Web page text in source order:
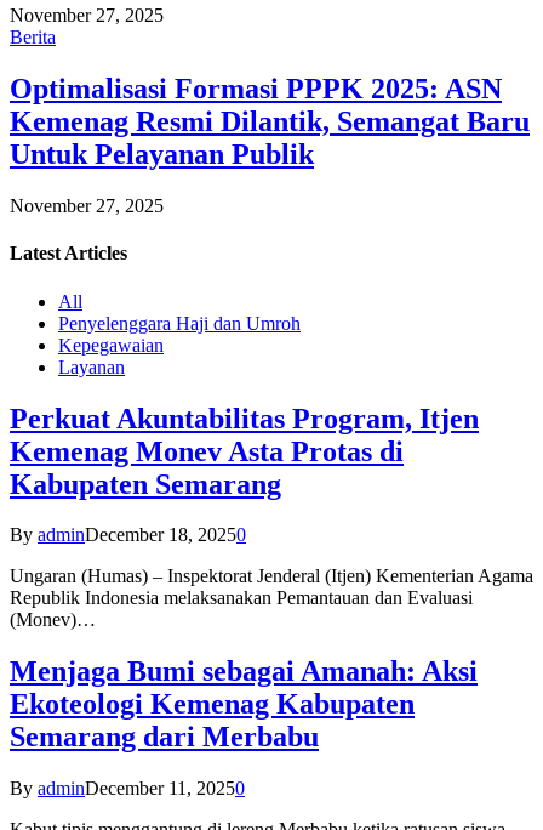
November 27, 2025
Berita
Optimalisasi Formasi PPPK 2025: ASN
Kemenag Resmi Dilantik, Semangat Baru
Untuk Pelayanan Publik
November 27, 2025
Latest Articles
All
Penyelenggara Haji dan Umroh
Kepegawaian
Layanan
Perkuat Akuntabilitas Program, Itjen
Kemenag Monev Asta Protas di
Kabupaten Semarang
By adminDecember 18, 20250
Ungaran (Humas) – Inspektorat Jenderal (Itjen) Kementerian Agama
Republik Indonesia melaksanakan Pemantauan dan Evaluasi
(Monev)…
Menjaga Bumi sebagai Amanah: Aksi
Ekoteologi Kemenag Kabupaten
Semarang dari Merbabu
By adminDecember 11, 20250